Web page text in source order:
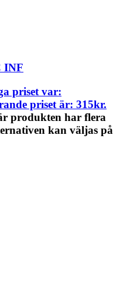
INF
priset var:
priset är: 315kr.
produkten har flera
kan väljas på